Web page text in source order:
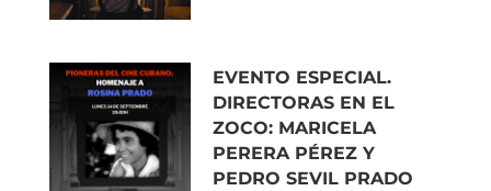
EVENTO ESPECIAL.
DIRECTORAS EN EL
ZOCO: MARICELA
PERERA PÉREZ Y
PEDRO SEVIL PRADO